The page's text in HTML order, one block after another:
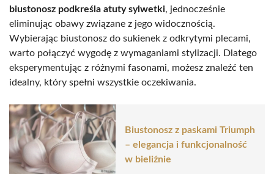
biustonosz podkreśla atuty sylwetki, jednocześnie
eliminując obawy związane z jego widocznością.
Wybierając biustonosz do sukienek z odkrytymi plecami,
warto połączyć wygodę z wymaganiami stylizacji. Dlatego
eksperymentując z różnymi fasonami, możesz znaleźć ten
idealny, który spełni wszystkie oczekiwania.
Biustonosz z paskami Triumph
– elegancja i funkcjonalność
w bieliźnie